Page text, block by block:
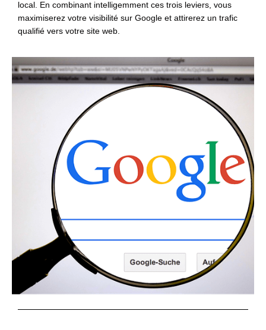
local. En combinant intelligemment ces trois leviers, vous
maximiserez votre visibilité sur Google et attirerez un trafic
qualifié vers votre site web.